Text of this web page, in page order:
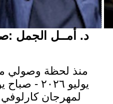
د. أمــل الجمل
يوليو
لمهرجان